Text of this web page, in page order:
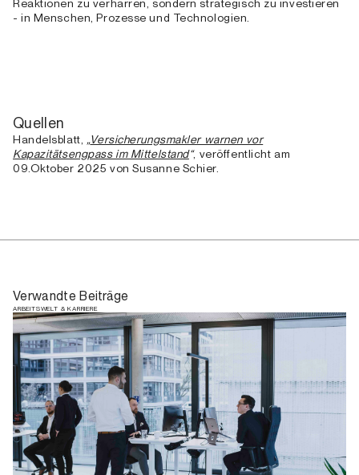
Reaktionen zu verharren, sondern strategisch zu investieren
- in Menschen, Prozesse und Technologien.
Quellen
Handelsblatt, „Versicherungsmakler warnen vor
Kapazitätsengpass im Mittelstand“, veröffentlicht am
09.Oktober 2025 von Susanne Schier.
Verwandte Beiträge
ARBEITSWELT & KARRIERE